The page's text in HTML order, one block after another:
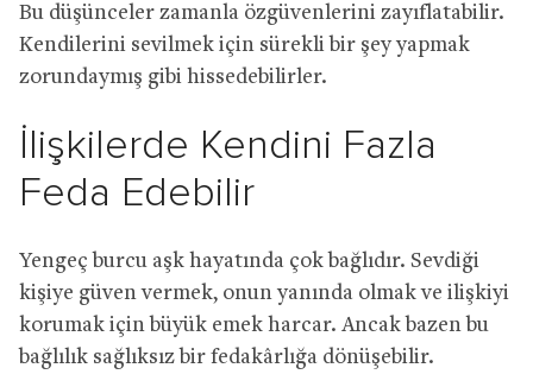
Bu düşünceler zamanla özgüvenlerini zayıflatabilir.
Kendilerini sevilmek için sürekli bir şey yapmak
zorundaymış gibi hissedebilirler.
İlişkilerde Kendini Fazla
Feda Edebilir
Yengeç burcu aşk hayatında çok bağlıdır. Sevdiği
kişiye güven vermek, onun yanında olmak ve ilişkiyi
korumak için büyük emek harcar. Ancak bazen bu
bağlılık sağlıksız bir fedakârlığa dönüşebilir.